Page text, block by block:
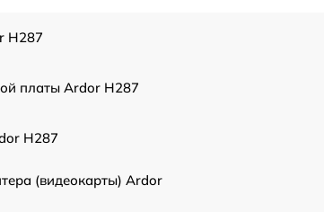
H287
платы Ardor H287
H287
(видеокарты) Ardor